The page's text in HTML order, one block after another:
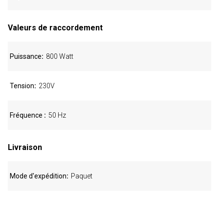
Valeurs de raccordement
Puissance 800 Watt
Tension 230V
Fréquence 50 Hz
Livraison
Mode d'expédition Paquet